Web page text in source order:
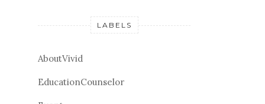
LABELS
AboutVivid
EducationCounselor